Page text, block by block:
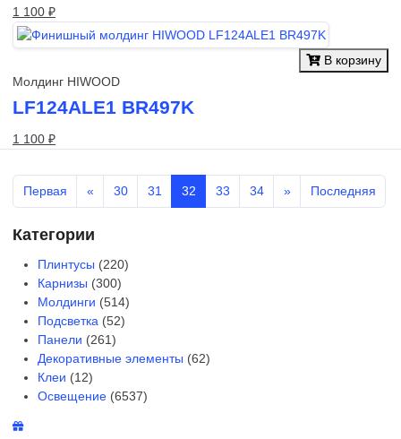
1 100 ₽
В корзину
Молдинг HIWOOD
LF124ALE1 BR497K
1 100 ₽
Первая « 30 31 32 33 34 » Последняя
Категории
Плинтусы (220)
Карнизы (300)
Молдинги (514)
Подсветка (52)
Панели (261)
Декоративные элементы (62)
Клеи (12)
Освещение (6537)